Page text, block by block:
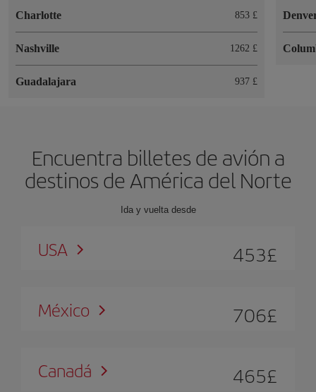
Charlotte 853 £
Nashville 1262 £
Guadalajara 937 £
Encuentra billetes de avión a
destinos de América del Norte
Ida y vuelta desde
USA 453£
México 706£
Canadá 465£